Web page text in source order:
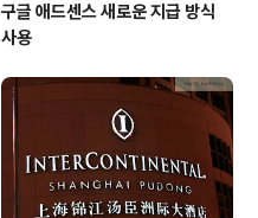
구글 애드센스 새로운 지급 방식
사용